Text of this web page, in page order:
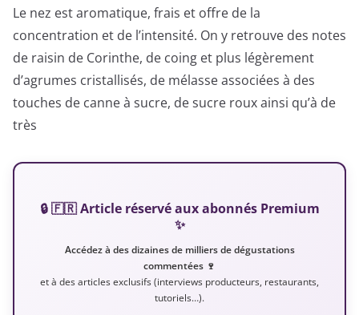
Le nez est aromatique, frais et offre de la
concentration et de l’intensité. On y retrouve des notes
de raisin de Corinthe, de coing et plus légèrement
d’agrumes cristallisés, de mélasse associées à des
touches de canne à sucre, de sucre roux ainsi qu’à de
très
🔒 🇫🇷 Article réservé aux abonnés Premium
✨
Accédez à des dizaines de milliers de dégustations
commentées 🍷
et à des articles exclusifs (interviews producteurs, restaurants,
tutoriels…).